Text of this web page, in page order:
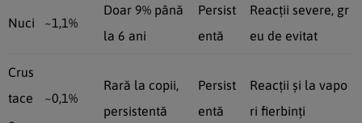
Nuci ~1,1%
Doar 9% până
la 6 ani
Persist
entă
Reacții severe, gr
eu de evitat
Crus
tace
~0,1%
Rară la copii,
persistentă
Persist
entă
Reacții și la vapo
ri fierbinți